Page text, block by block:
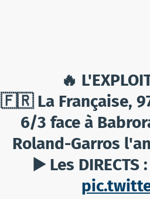
🔥
🇫🇷 La Française,
6/3 face à
Roland-Garros
▶️ Les DIRECTS :